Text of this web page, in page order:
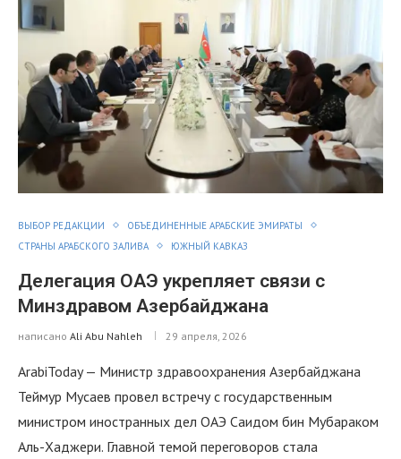
ВЫБОР РЕДАКЦИИ
ОБЪЕДИНЕННЫЕ АРАБСКИЕ ЭМИРАТЫ
СТРАНЫ АРАБСКОГО ЗАЛИВА
ЮЖНЫЙ КАВКАЗ
Делегация ОАЭ укрепляет связи с
Минздравом Азербайджана
написано Ali Abu Nahleh 29 апреля, 2026
ArabiToday — Министр здравоохранения Азербайджана
Теймур Мусаев провел встречу с государственным
министром иностранных дел ОАЭ Саидом бин Мубараком
Аль-Хаджери. Главной темой переговоров стала